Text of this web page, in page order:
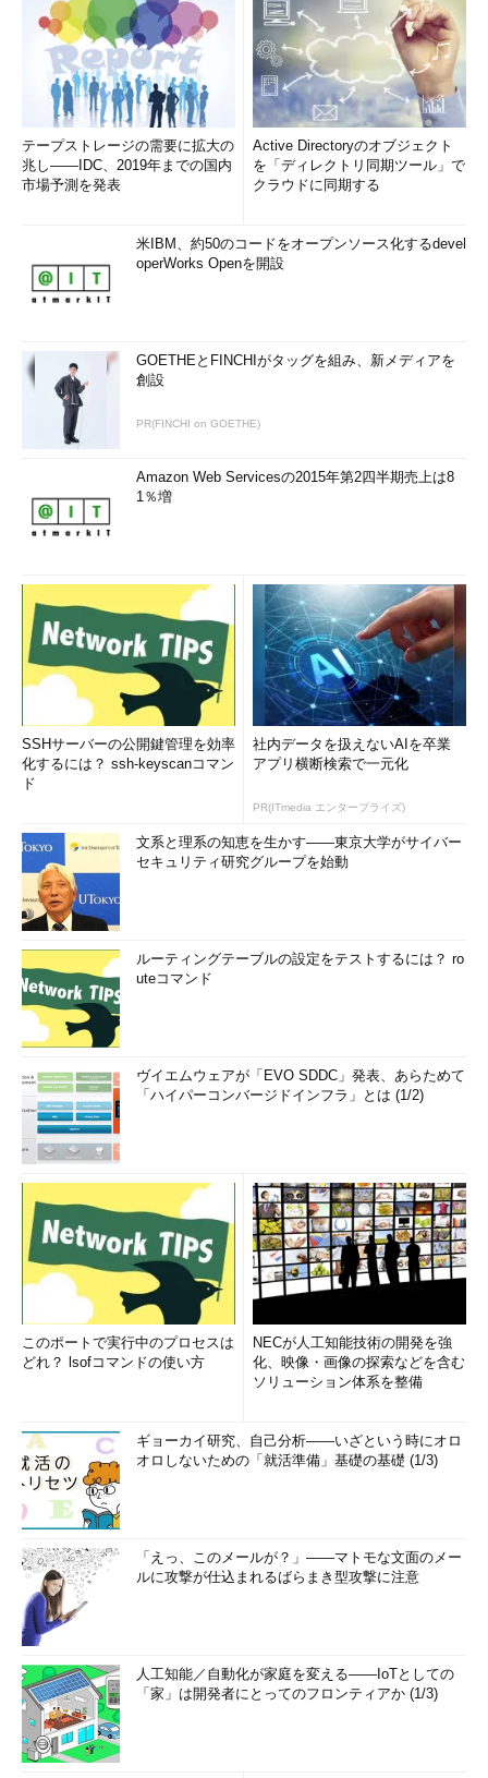
テープストレージの需要に拡大の
兆し――IDC、2019年までの国内
市場予測を発表
Active Directoryのオブジェクト
を「ディレクトリ同期ツール」で
クラウドに同期する
米IBM、約50のコードをオープンソース化するdevel
operWorks Openを開設
GOETHEとFINCHIがタッグを組み、新メディアを
創設
PR(FINCHI on GOETHE)
Amazon Web Servicesの2015年第2四半期売上は8
1％増
SSHサーバーの公開鍵管理を効率
化するには？ ssh-keyscanコマン
ド
社内データを扱えないAIを卒業
アプリ横断検索で一元化
PR(ITmedia エンタープライズ)
文系と理系の知恵を生かす――東京大学がサイバー
セキュリティ研究グループを始動
ルーティングテーブルの設定をテストするには？ ro
uteコマンド
ヴイエムウェアが「EVO SDDC」発表、あらためて
「ハイパーコンバージドインフラ」とは (1/2)
このポートで実行中のプロセスは
どれ？ lsofコマンドの使い方
NECが人工知能技術の開発を強
化、映像・画像の探索などを含む
ソリューション体系を整備
ギョーカイ研究、自己分析――いざという時にオロ
オロしないための「就活準備」基礎の基礎 (1/3)
「えっ、このメールが？」――マトモな文面のメー
ルに攻撃が仕込まれるばらまき型攻撃に注意
人工知能／自動化が家庭を変える――IoTとしての
「家」は開発者にとってのフロンティアか (1/3)